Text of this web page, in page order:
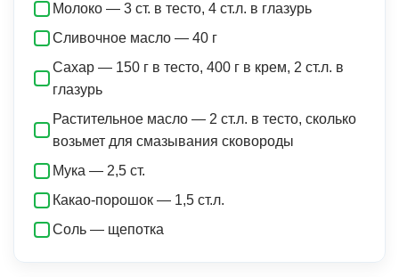
Молоко — 3 ст. в тесто, 4 ст.л. в глазурь
Сливочное масло — 40 г
Сахар — 150 г в тесто, 400 г в крем, 2 ст.л. в
глазурь
Растительное масло — 2 ст.л. в тесто, сколько
возьмет для смазывания сковороды
Мука — 2,5 ст.
Какао-порошок — 1,5 ст.л.
Соль — щепотка